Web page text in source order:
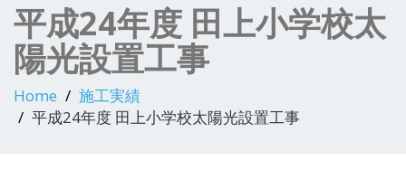
平成24年度 田上小学校太
陽光設置工事
Home
施工実績
平成24年度 田上小学校太陽光設置工事